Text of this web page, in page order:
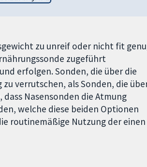
zu unreif oder nicht fit
zugeführt
erfolgen. Sonden, die über die
verrutschen, als Sonden, die
Nasensonden die Atmung
welche diese beiden Optionen
routinemäßige Nutzung der einen